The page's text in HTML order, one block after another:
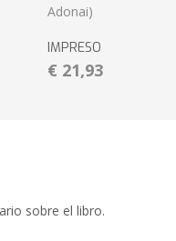
Adonai)
IMPRESO
€ 21,93
sobre el libro.